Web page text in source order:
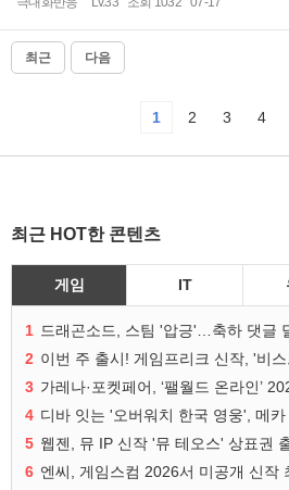
최근 다음
1 2 3 4
최근 HOT한 콘텐츠
게임 IT
1 드래곤소드, 스팀 '압긍'…축하 댓글
2 이번 주 출시! 게임프리크 신작, '비
3 가레나·포켓페어, ‘팰월드 온라인’
4 디바 잇는 '오버워치 한국 영웅', 메
5 웹젠, 뮤 IP 신작 '뮤 테오스' 상표권
6 엔씨, 게임스컴 2026서 미공개 신작